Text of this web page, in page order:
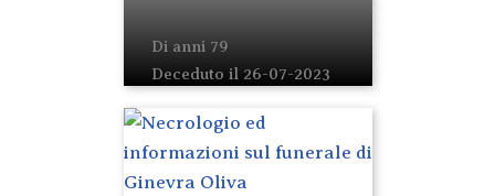
Di anni 79
Deceduto il 26-07-2023